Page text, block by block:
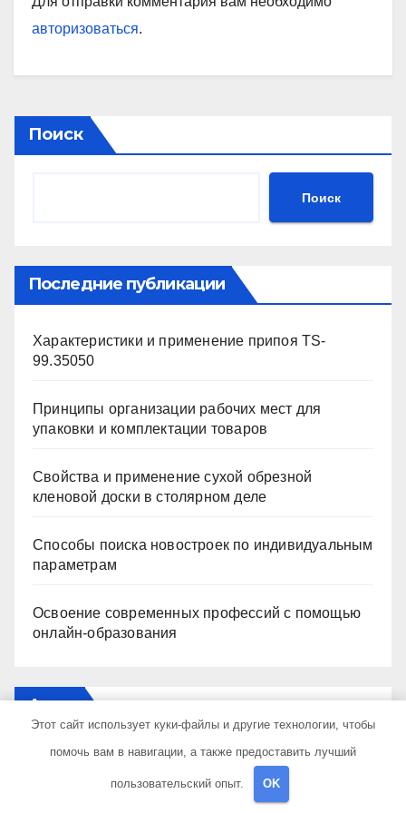
авторизоваться.
Поиск
Поиск
Последние публикации
Характеристики и применение припоя TS-
99.35050
Принципы организации рабочих мест для
упаковки и комплектации товаров
Свойства и применение сухой обрезной
кленовой доски в столярном деле
Способы поиска новостроек по индивидуальным
параметрам
Освоение современных профессий с помощью
онлайн-образования
Архив
Этот сайт использует куки-файлы и другие технологии, чтобы
помочь вам в навигации, а также предоставить лучший
пользовательский опыт. OK